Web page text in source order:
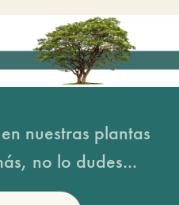
nuestras plantas
no lo dudes...